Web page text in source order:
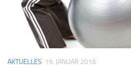
AKTUELLES 19. JANUAR 2016